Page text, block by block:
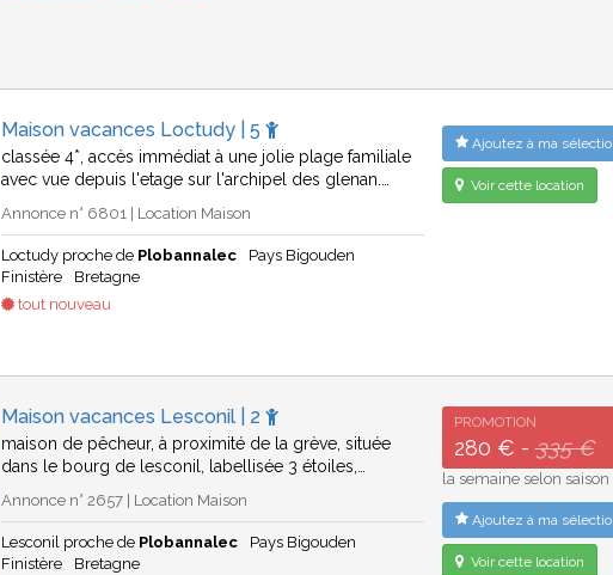
Maison vacances Loctudy | 5
classée 4*, accès immédiat à une jolie plage familiale
avec vue depuis l'etage sur l'archipel des glenan.…
Annonce n° 6801 | Location Maison
Loctudy proche de Plobannalec
Pays Bigouden
Finistère
Bretagne
tout nouveau
Ajoutez à ma
Voir cette location
Maison vacances Lesconil | 2
maison de pêcheur, à proximité de la grève, située
dans le bourg de lesconil, labellisée 3 étoiles,…
Annonce n° 2657 | Location Maison
Lesconil proche de Plobannalec
Pays Bigouden
Finistère
Bretagne
PROMOTION
280 € -335 €
la semaine selon saison
Ajoutez à ma
Voir cette location